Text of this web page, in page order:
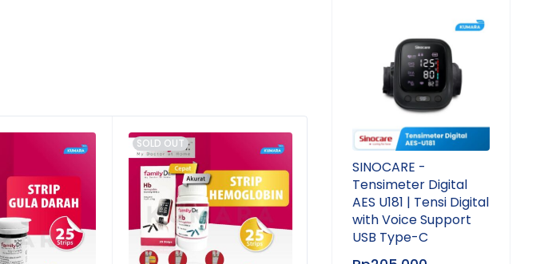
SOLD OUT
SINOCARE -
Tensimeter Digital
AES U181 | Tensi Digital
with Voice Support
USB Type-C